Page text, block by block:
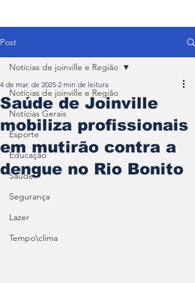
Post
Notícias de joinville e Região
Notícias Gerais
Esporte
Educação
Saúde
Segurança
Lazer
Tempo\clima
Notícias de joinville e Região
Saúde de Joinville
mobiliza profissionais
em mutirão contra a
dengue no Rio Bonito
4 de mar. de 2025 2 min de leitura